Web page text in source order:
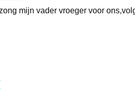
mijn vader vroeger voor